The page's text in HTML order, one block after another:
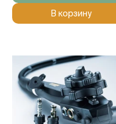
В корзину